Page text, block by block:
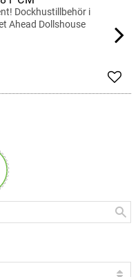
Dockhustillbehör i
Ahead Dollshouse
Add